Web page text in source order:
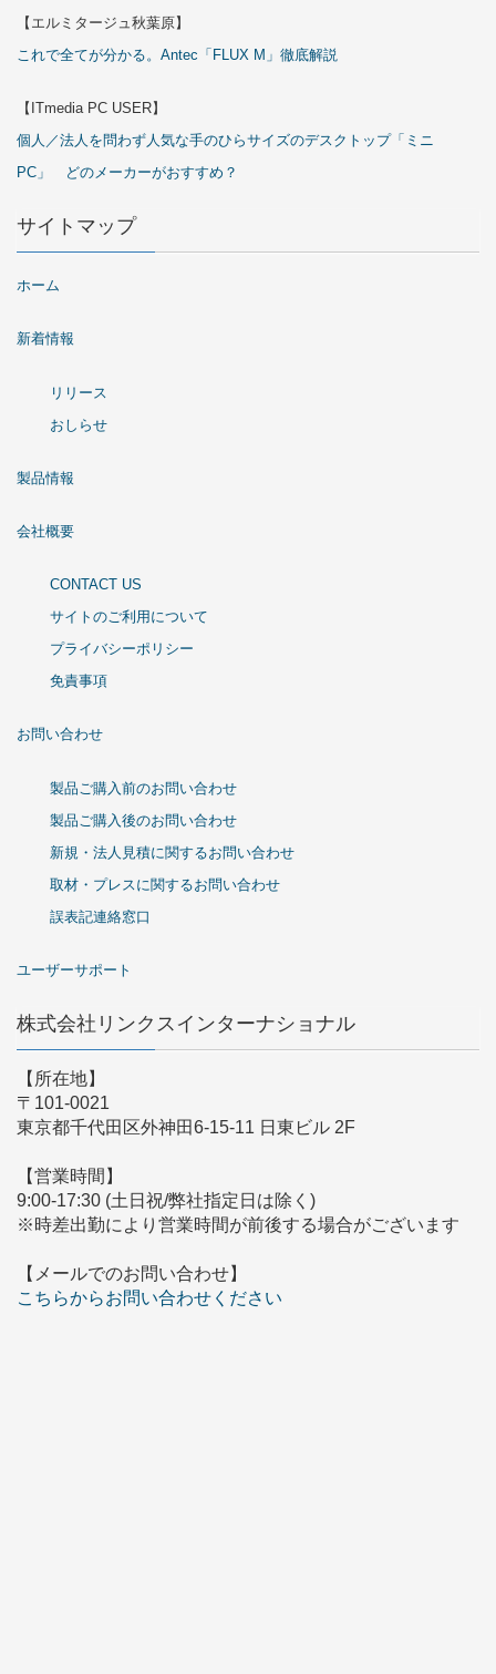
【エルミタージュ秋葉原】
これで全てが分かる。Antec「FLUX M」徹底解説
【ITmedia PC USER】
個人／法人を問わず人気な手のひらサイズのデスクトップ「ミニ
PC」 どのメーカーがおすすめ？
サイトマップ
ホーム
新着情報
リリース
おしらせ
製品情報
会社概要
CONTACT US
サイトのご利用について
プライバシーポリシー
免責事項
お問い合わせ
製品ご購入前のお問い合わせ
製品ご購入後のお問い合わせ
新規・法人見積に関するお問い合わせ
取材・プレスに関するお問い合わせ
誤表記連絡窓口
ユーザーサポート
株式会社リンクスインターナショナル
【所在地】
〒101-0021
東京都千代田区外神田6-15-11 日東ビル 2F
【営業時間】
9:00-17:30 (土日祝/弊社指定日は除く)
※時差出勤により営業時間が前後する場合がございます
【メールでのお問い合わせ】
こちらからお問い合わせください